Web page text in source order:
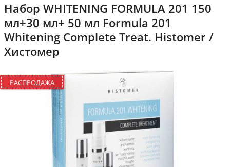
Набор WHITENING FORMULA 201 150
мл+30 мл+ 50 мл Formula 201
Whitening Complete Treat. Histomer /
Хистомер
РАСПРОДАЖА
M N O P Q S T V W